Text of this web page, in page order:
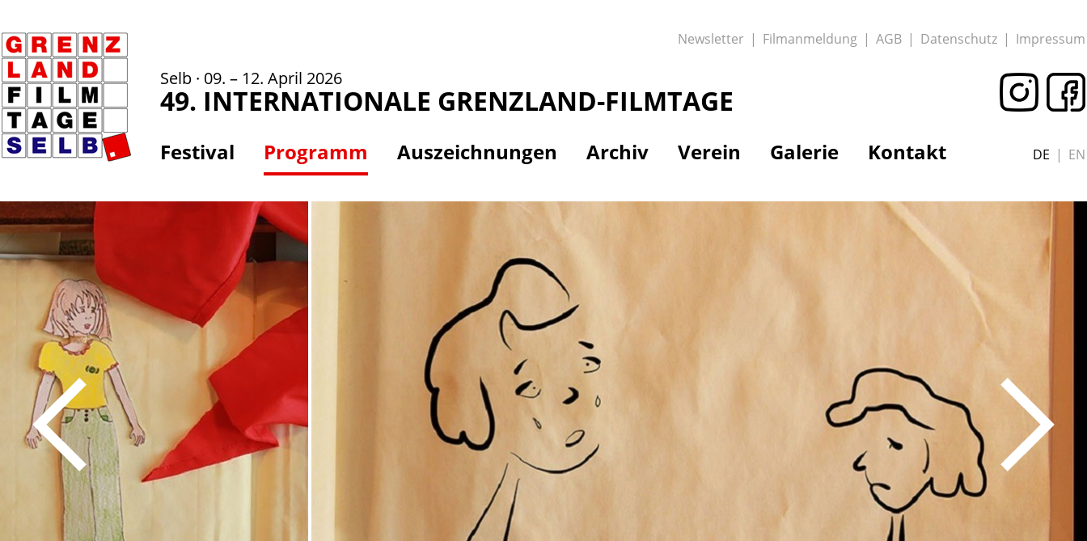
Newsletter Filmanmeldung AGB Datenschutz Impressum
Selb · 09. – 12. April 2026
49. INTERNATIONALE GRENZLAND-FILMTAGE
Festival Programm Auszeichnungen Archiv Verein Galerie Kontakt DE EN